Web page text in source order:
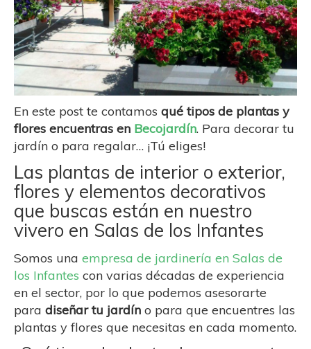
En este post te contamos qué tipos de plantas y
flores encuentras en Becojardín. Para decorar tu
jardín o para regalar… ¡Tú eliges!
Las plantas de interior o exterior,
flores y elementos decorativos
que buscas están en nuestro
vivero en Salas de los Infantes
Somos una empresa de jardinería en Salas de
los Infantes con varias décadas de experiencia
en el sector, por lo que podemos asesorarte
para diseñar tu jardín o para que encuentres las
plantas y flores que necesitas en cada momento.